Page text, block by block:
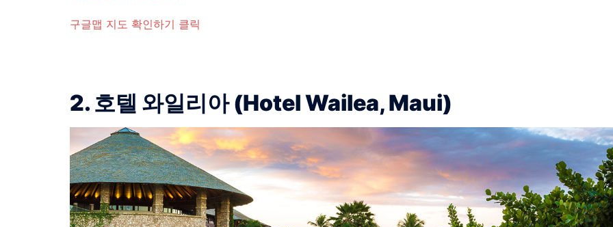
구글맵 지도 확인하기 클릭
2. 호텔 와일리아 (Hotel Wailea, Maui)